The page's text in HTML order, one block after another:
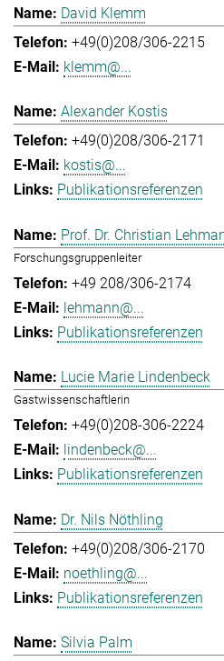
David Klemm
+49(0)208/306-2215
klemm@...
Alexander Kostis
+49(0)208/306-2171
kostis@...
Publikationsreferenzen
Prof. Dr. Christian
Forschungsgruppenleiter
+49 208/306-2174
lehmann@...
Publikationsreferenzen
Lucie Marie Lindenbeck
Gastwissenschaftlerin
+49(0)208-306-2224
lindenbeck@...
Publikationsreferenzen
Dr. Nils Nöthling
+49(0)208/306-2170
noethling@...
Publikationsreferenzen
Silvia Palm